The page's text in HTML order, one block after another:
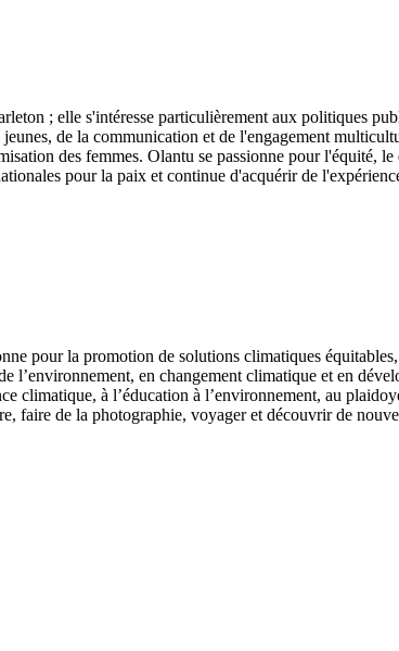
; elle s'intéresse particulièrement aux politiques
de la communication et de l'engagement
des femmes. Olantu se passionne pour l'équité,
pour la paix et continue d'acquérir de
pour la promotion de solutions climatiques
en changement climatique et en
climatique, à l’éducation à l’environnement, au
faire de la photographie, voyager et découvrir de